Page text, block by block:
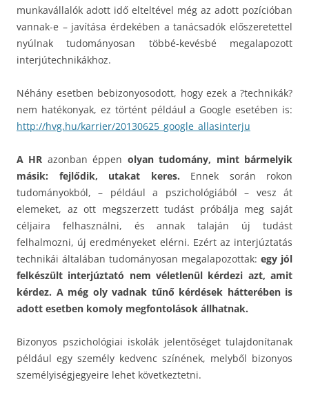
munkavállalók adott idő elteltével még az adott pozícióban
vannak-e – javítása érdekében a tanácsadók előszeretettel
nyúlnak tudományosan többé-kevésbé megalapozott
interjútechnikákhoz.
Néhány esetben bebizonyosodott, hogy ezek a ?technikák?
nem hatékonyak, ez történt például a Google esetében is:
http://hvg.hu/karrier/20130625_google_allasinterju
A HR azonban éppen olyan tudomány, mint bármelyik
másik: fejlődik, utakat keres. Ennek során rokon
tudományokból, – például a pszichológiából – vesz át
elemeket, az ott megszerzett tudást próbálja meg saját
céljaira felhasználni, és annak talaján új tudást
felhalmozni, új eredményeket elérni. Ezért az interjúztatás
technikái általában tudományosan megalapozottak: egy jól
felkészült interjúztató nem véletlenül kérdezi azt, amit
kérdez. A még oly vadnak tűnő kérdések hátterében is
adott esetben komoly megfontolások állhatnak.
Bizonyos pszichológiai iskolák jelentőséget tulajdonítanak
például egy személy kedvenc színének, melyből bizonyos
személyiségjegyeire lehet következtetni.